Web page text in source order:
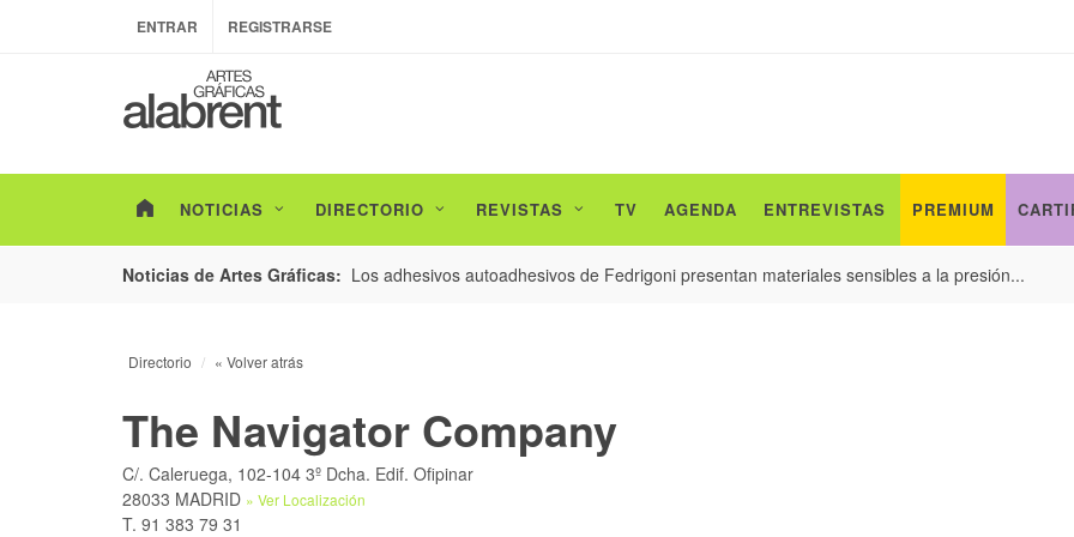
ENTRAR REGISTRARSE
NOTICIAS DIRECTORIO REVISTAS TV AGENDA ENTREVISTAS PREMIUM
Noticias de Artes Gráficas:
de envases con un nuevo estudio de Los adhesivos autoadhesivos de Fedrigoni presentan materiales sensibles a la presión...
Directorio « Volver atrás
The Navigator Company
C/. Caleruega, 102-104 3º Dcha. Edif. Ofipinar
28033 MADRID » Ver Localización
T. 91 383 79 31